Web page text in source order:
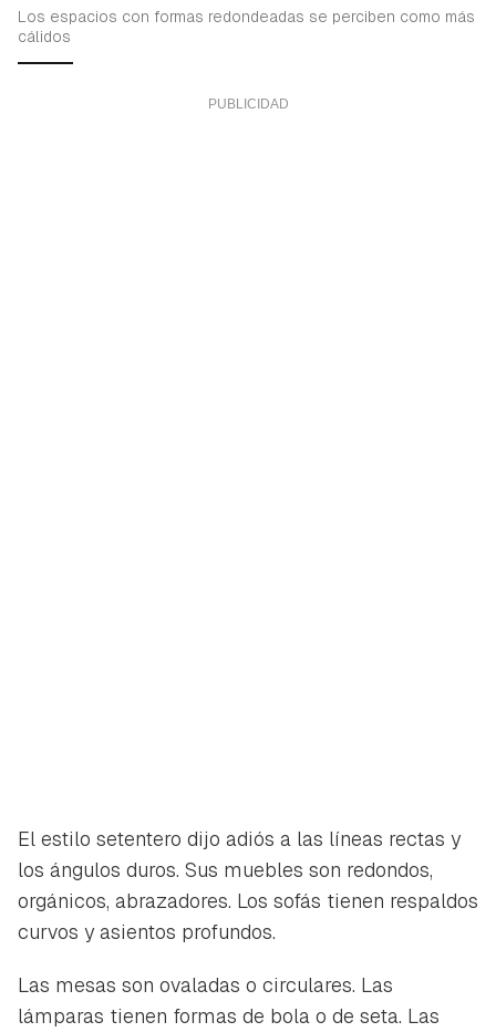
Los espacios con formas redondeadas se perciben como más
cálidos
El estilo setentero dijo adiós a las líneas rectas y
los ángulos duros. Sus muebles son redondos,
orgánicos, abrazadores. Los sofás tienen respaldos
curvos y asientos profundos.
Las mesas son ovaladas o circulares. Las
lámparas tienen formas de bola o de seta. Las